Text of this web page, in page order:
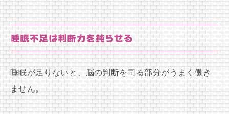
睡眠不足は判断力を鈍らせる
睡眠が足りないと、脳の判断を司る部分がうまく働き
ません。